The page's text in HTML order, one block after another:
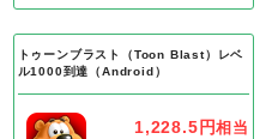
トゥーンブラスト（Toon Blast）レベ
ル1000到達（Android）
1,228.5円相当